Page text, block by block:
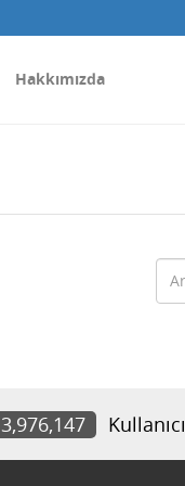
Hakkımızda
3,976,147 Kullanıcı